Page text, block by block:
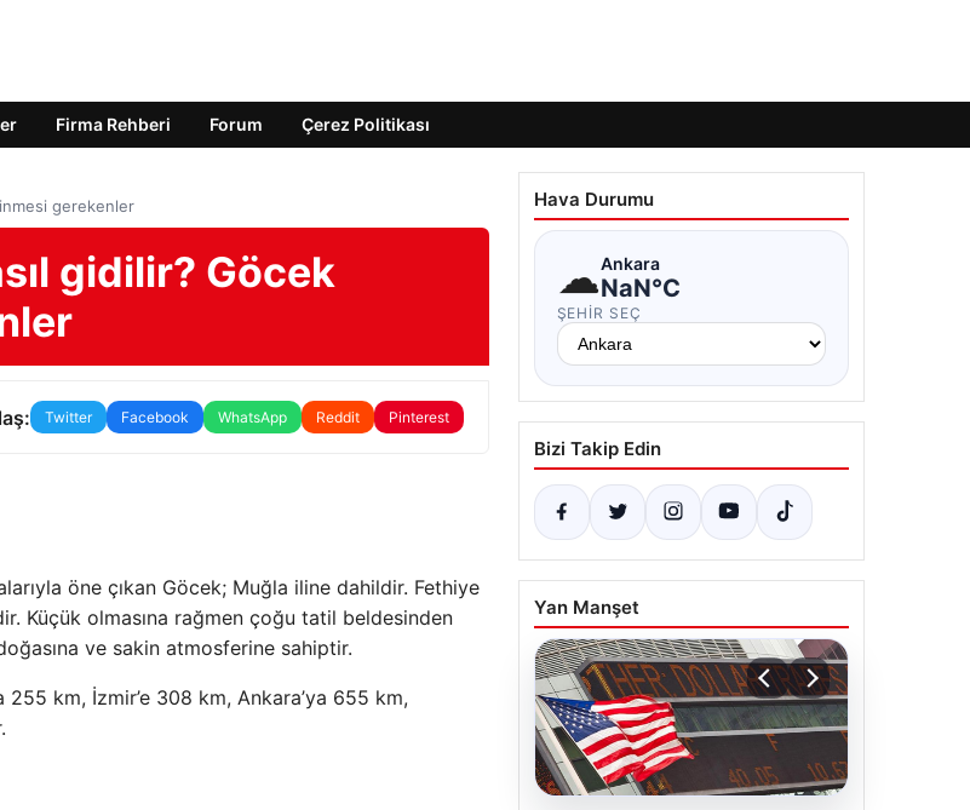
Firma Rehberi Forum Çerez Politikası
gerekenler
gidilir? Göcek
Twitter Facebook WhatsApp Reddit Pinterest
öne çıkan Göcek; Muğla iline dahildir. Fethiye
Küçük olmasına rağmen çoğu tatil beldesinden
ve sakin atmosferine sahiptir.
255 km, İzmir’e 308 km, Ankara’ya 655 km,
Hava Durumu
☁Ankara
NaN°C
ŞEHIR SEÇ
Bizi Takip Edin
Yan Manşet